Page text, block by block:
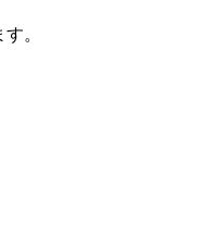
。